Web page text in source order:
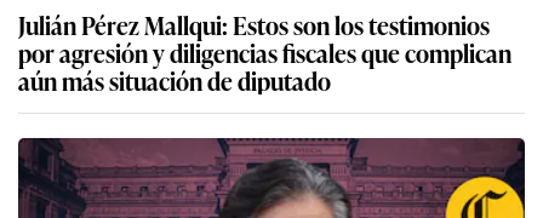
Julián Pérez Mallqui: Estos son los testimonios
por agresión y diligencias fiscales que complican
aún más situación de diputado